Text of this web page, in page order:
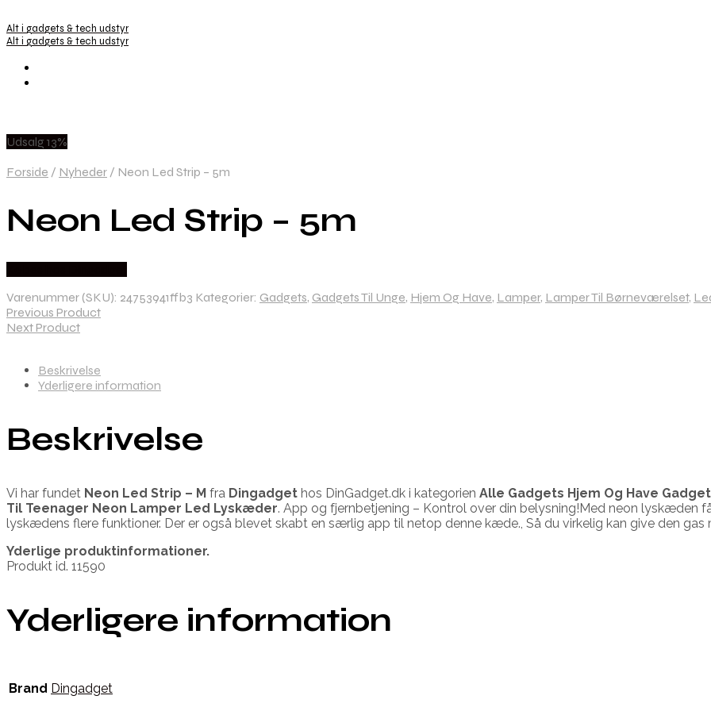
Alt i gadgets & tech udstyr
Alt i gadgets & tech udstyr
Udsalg 13%
Forside / Nyheder / Neon Led Strip – 5m
Neon Led Strip – 5m
Varenummer (SKU): 24753941ffb3 Kategorier: Gadgets, Gadgets Til Unge, Hjem Og Have, Lamper, Lamper Til Børneværelset,
Previous Product
Next Product
Beskrivelse
Yderligere information
Beskrivelse
Vi har fundet Neon Led Strip – M fra Dingadget hos DinGadget.dk i kategorien Alle Gadgets Hjem Og Have
Til Teenager Neon Lamper Led Lyskæder. App og fjernbetjening – Kontrol over din belysning!Med neon lyskæden
lyskædens flere funktioner. Der er også blevet skabt en særlig app til netop denne kæde., Så du virkelig kan give den gas
Yderlige produktinformationer.
Produkt id. 11590
Yderligere information
Brand Dingadget